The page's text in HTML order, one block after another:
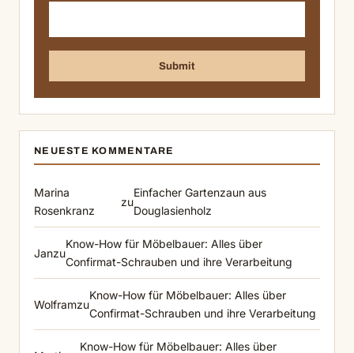
NEUESTE KOMMENTARE
Marina
Rosenkranz
zu
Einfacher Gartenzaun aus
Douglasienholz
Janzu
Know-How für Möbelbauer: Alles über
Confirmat-Schrauben und ihre Verarbeitung
Wolframzu
Know-How für Möbelbauer: Alles über
Confirmat-Schrauben und ihre Verarbeitung
Know-How für Möbelbauer: Alles über